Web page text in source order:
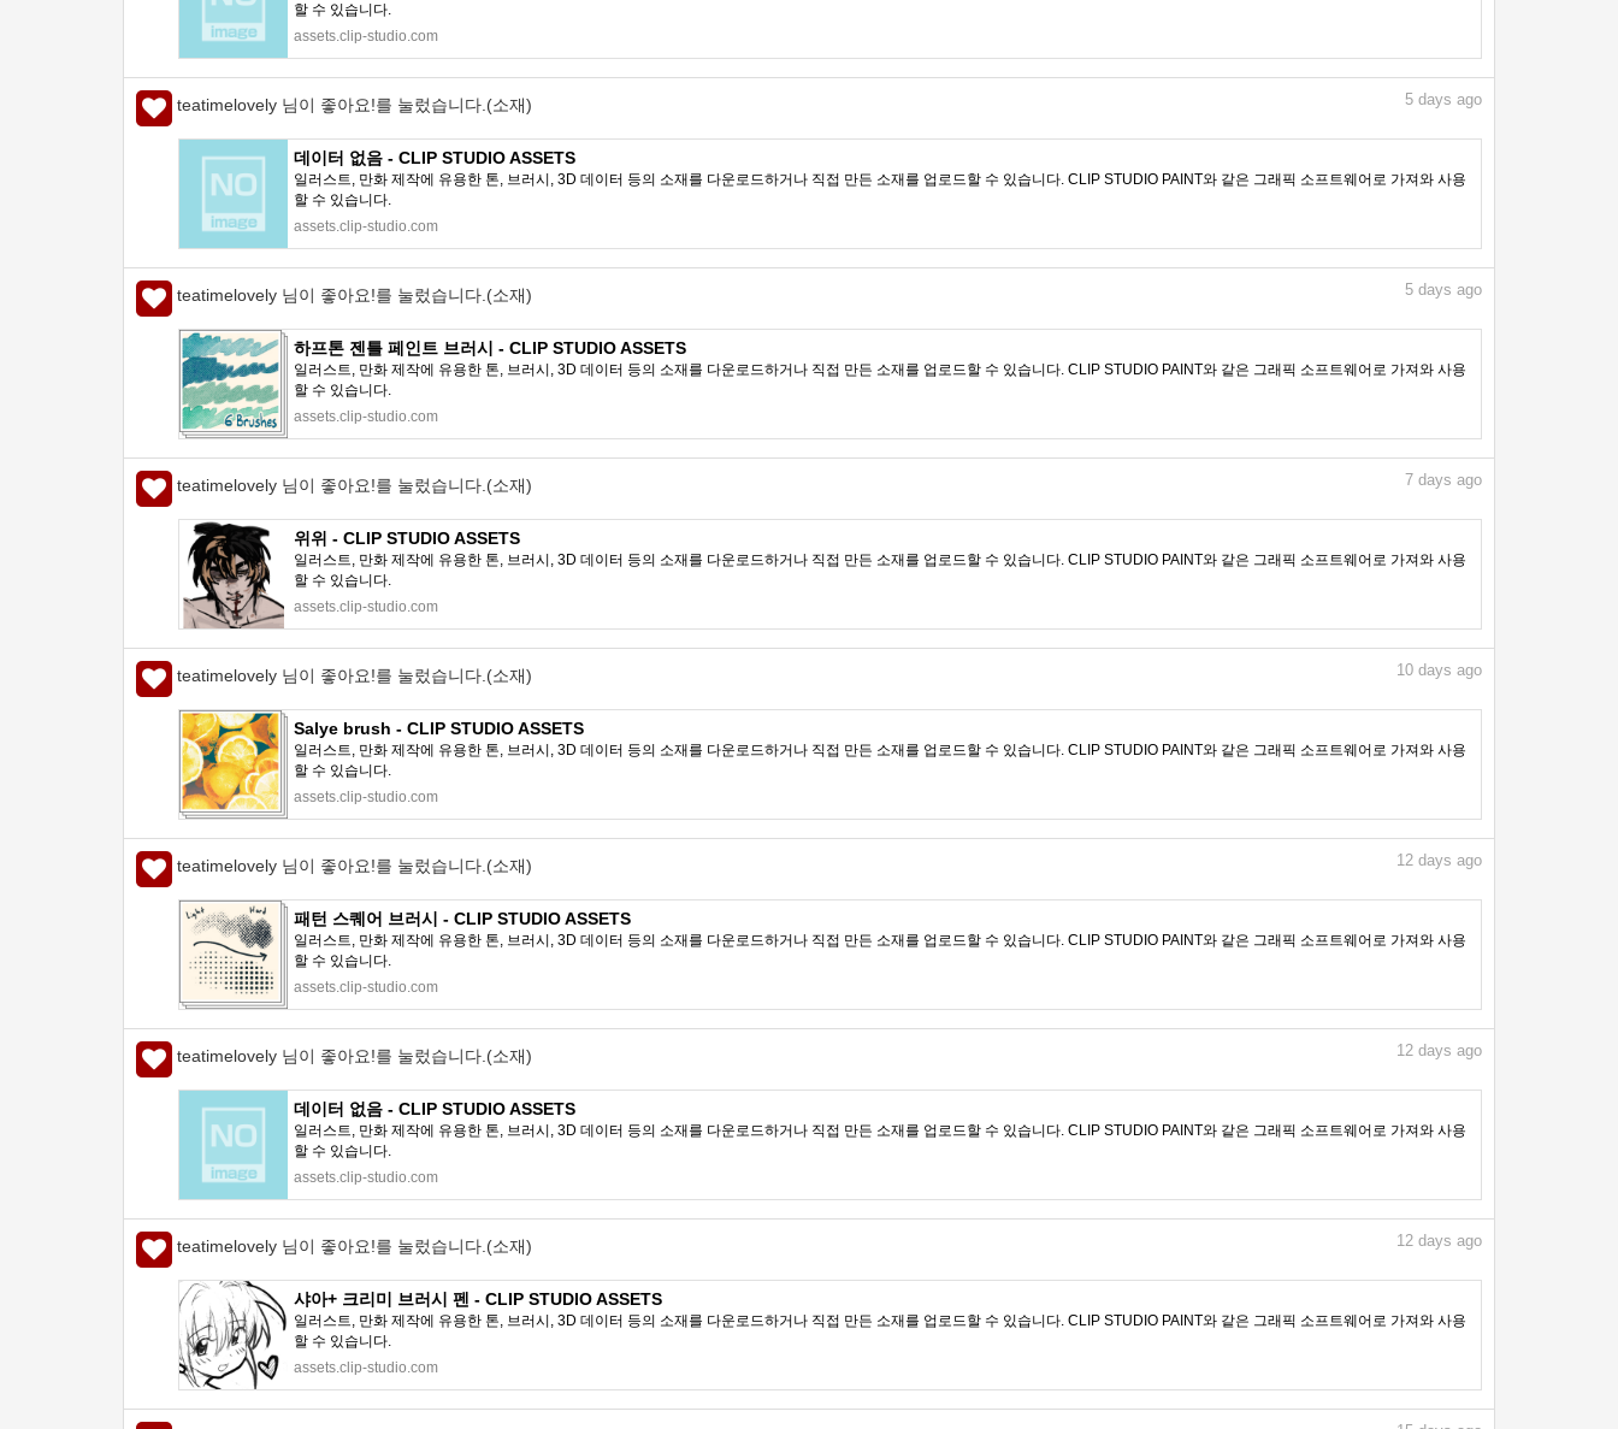
할 수 있습니다.
assets.clip-studio.com
teatimelovely 님이 좋아요!를 눌렀습니다.(소재) 5 days ago
데이터 없음 - CLIP STUDIO ASSETS
일러스트, 만화 제작에 유용한 톤, 브러시, 3D 데이터 등의 소재를 다운로드하거나 직접 만든 소재를 업로드할 수 있습니다. CLIP STUDIO PAINT와 같은 그래픽 소프트웨어로 가져와 사용
할 수 있습니다.
assets.clip-studio.com
teatimelovely 님이 좋아요!를 눌렀습니다.(소재) 5 days ago
하프톤 젠틀 페인트 브러시 - CLIP STUDIO ASSETS
일러스트, 만화 제작에 유용한 톤, 브러시, 3D 데이터 등의 소재를 다운로드하거나 직접 만든 소재를 업로드할 수 있습니다. CLIP STUDIO PAINT와 같은 그래픽 소프트웨어로 가져와 사용
할 수 있습니다.
assets.clip-studio.com
teatimelovely 님이 좋아요!를 눌렀습니다.(소재) 7 days ago
위위 - CLIP STUDIO ASSETS
일러스트, 만화 제작에 유용한 톤, 브러시, 3D 데이터 등의 소재를 다운로드하거나 직접 만든 소재를 업로드할 수 있습니다. CLIP STUDIO PAINT와 같은 그래픽 소프트웨어로 가져와 사용
할 수 있습니다.
assets.clip-studio.com
teatimelovely 님이 좋아요!를 눌렀습니다.(소재) 10 days ago
Salye brush - CLIP STUDIO ASSETS
일러스트, 만화 제작에 유용한 톤, 브러시, 3D 데이터 등의 소재를 다운로드하거나 직접 만든 소재를 업로드할 수 있습니다. CLIP STUDIO PAINT와 같은 그래픽 소프트웨어로 가져와 사용
할 수 있습니다.
assets.clip-studio.com
teatimelovely 님이 좋아요!를 눌렀습니다.(소재) 12 days ago
패턴 스퀘어 브러시 - CLIP STUDIO ASSETS
일러스트, 만화 제작에 유용한 톤, 브러시, 3D 데이터 등의 소재를 다운로드하거나 직접 만든 소재를 업로드할 수 있습니다. CLIP STUDIO PAINT와 같은 그래픽 소프트웨어로 가져와 사용
할 수 있습니다.
assets.clip-studio.com
teatimelovely 님이 좋아요!를 눌렀습니다.(소재) 12 days ago
데이터 없음 - CLIP STUDIO ASSETS
일러스트, 만화 제작에 유용한 톤, 브러시, 3D 데이터 등의 소재를 다운로드하거나 직접 만든 소재를 업로드할 수 있습니다. CLIP STUDIO PAINT와 같은 그래픽 소프트웨어로 가져와 사용
할 수 있습니다.
assets.clip-studio.com
teatimelovely 님이 좋아요!를 눌렀습니다.(소재) 12 days ago
샤아+ 크리미 브러시 펜 - CLIP STUDIO ASSETS
일러스트, 만화 제작에 유용한 톤, 브러시, 3D 데이터 등의 소재를 다운로드하거나 직접 만든 소재를 업로드할 수 있습니다. CLIP STUDIO PAINT와 같은 그래픽 소프트웨어로 가져와 사용
할 수 있습니다.
assets.clip-studio.com